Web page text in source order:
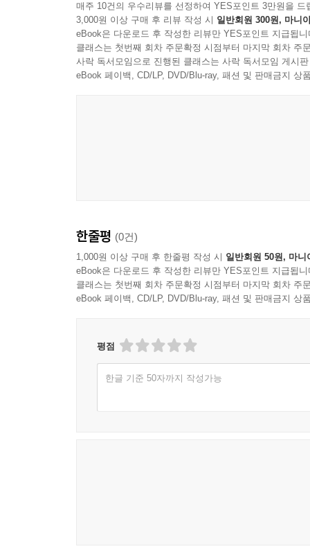
매주 10건의 우수리뷰를 선정하여 YES포인트 3만원을 드
3,000원 이상 구매 후 리뷰 작성 시 일반회원 300원, 마니
eBook은 다운로드 후 작성한 리뷰만 YES포인트 지급됩니
클래스는 첫번째 회차 주문확정 시점부터 마지막 회차 주
사락 독서모임으로 진행된 클래스는 사락 독서모임 게시
eBook 페이백, CD/LP, DVD/Blu-ray, 패션 및 판매금지 상
한줄평 (0건)
1,000원 이상 구매 후 한줄평 작성 시 일반회원 50원, 마니
eBook은 다운로드 후 작성한 리뷰만 YES포인트 지급됩니
클래스는 첫번째 회차 주문확정 시점부터 마지막 회차 주
eBook 페이백, CD/LP, DVD/Blu-ray, 패션 및 판매금지 상
평점
한글 기준 50자까지 작성가능